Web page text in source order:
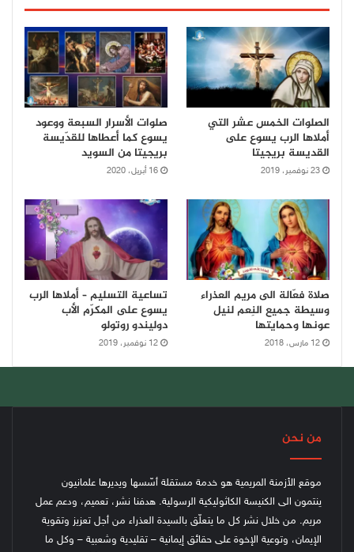
الصلوات الخمس عشر التي
أملاها الرب يسوع على
القديسة بريجيتا
23 نوفمبر، 2019
صلوات الأسرار السبعة ووعود
يسوع كما أعطاها للقدّيسة
بريجيتا من السويد
16 أبريل، 2020
صلاة فعّالة الى مريم العذراء
وسيطة جميع النِعم لنيل
عونها وحمايتها
12 مارس، 2018
تساعية التسليم – أملاها الرب
يسوع على المكرّم الأب
دوليندو روتولو
12 نوفمبر، 2019
من نحن
موقع الأزمنة المريمية هو خدمة مستقلة أسّسها ويديرها علمانيون
ينتمون الى الكنيسة الكاثوليكية الرسولية. هدفنا نشر، تعميم، ودعم عمل
مريم. من خلال نشر كل ما يتعلّق بالسيدة العذراء من أجل تعزيز وتقوية
الإيمان، وتوعية الإخوة على حقائق إيمانية – تقليدية وشعبية – وكل ما